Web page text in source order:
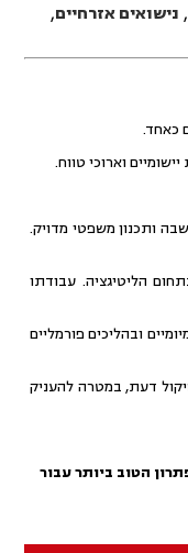
, נישואים אזרחיים,
כאחד.
וארוכי טווח.
ותכנון משפטי מדויק.
בערכאות השונות, ומביא עמו ניסיון מצטבר של למעלה מ־15 שנה בתחום הליטיגציה. עבודתו
ובהליכים פורמליים
דעת, במטרה להעניק
הטוב ביותר עבור